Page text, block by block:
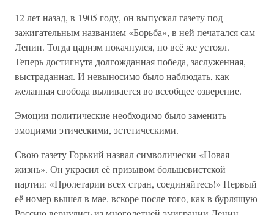
12 лет назад, в 1905 году, он выпускал газету под
зажигательным названием «Борьба», в ней печатался сам
Ленин. Тогда царизм покачнулся, но всё же устоял.
Теперь достигнута долгожданная победа, заслуженная,
выстраданная. И невыносимо было наблюдать, как
желанная свобода выливается во всеобщее озверение.
Эмоции политические необходимо было заменить
эмоциями этическими, эстетическими.
Свою газету Горький назвал символически «Новая
жизнь». Он украсил её призывом большевистской
партии: «Пролетарии всех стран, соединяйтесь!» Первый
её номер вышел в мае, вскоре после того, как в бурлящую